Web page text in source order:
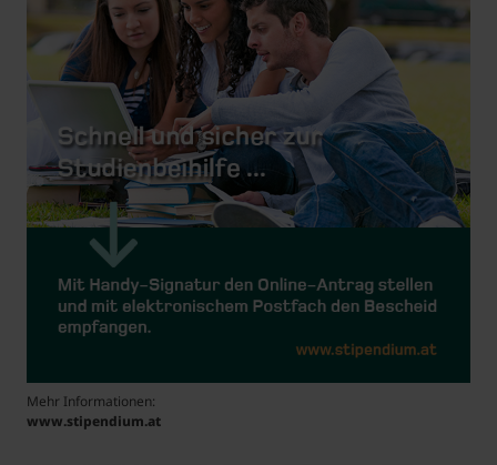
Mehr Informationen:
www.stipendium.at